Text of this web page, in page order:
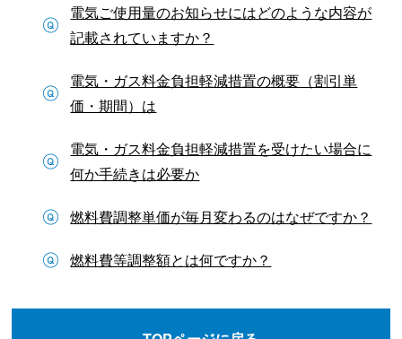
電気ご使用量のお知らせにはどのような内容が
記載されていますか？
電気・ガス料金負担軽減措置の概要（割引単
価・期間）は
電気・ガス料金負担軽減措置を受けたい場合に
何か手続きは必要か
燃料費調整単価が毎月変わるのはなぜですか？
燃料費等調整額とは何ですか？